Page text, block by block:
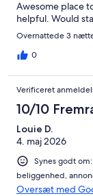
Awesome place
helpful. Would
Overnattede 3
0
Verificeret
10/10
Louie D.
4. maj 2026
Synes godt
beliggenhed,
Oversæt med